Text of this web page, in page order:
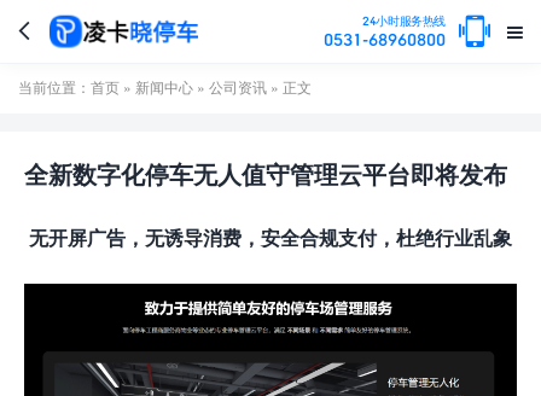
 
24小时服务热线
0531-68960800 
当前位置： 首页 » 新闻中心 » 公司资讯 » 正文
全新数字化停车无人值守管理云平台即将发布
无开屏广告，无诱导消费，安全合规支付，杜绝行业乱象